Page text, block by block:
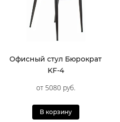
Офисный стул Бюрократ
KF-4
от 5080 руб.
В корзину